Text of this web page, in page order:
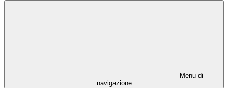
Menu di
navigazione